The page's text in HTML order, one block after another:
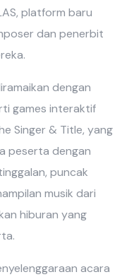
platform baru
dan penerbit
dengan
games interaktif
Singer & Title, yang
peserta dengan
puncak
musik dari
hiburan yang
acara